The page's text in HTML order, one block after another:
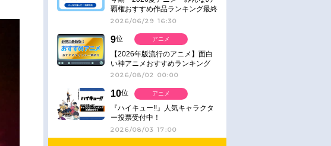
覇権おすすめ作品ランキング最終
結果発表！
2026/06/29 16:30
9位
【2026年版流行のアニメ】面白
い神アニメおすすめランキング
【名作・話題作】｜ジャンル別人
2026/08/02 00:00
アニメ
10位
『ハイキュー!!』人気キャラクタ
ー投票受付中！
2026/08/03 17:00
アニメ